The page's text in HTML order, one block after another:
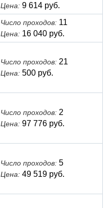
Цена: 9 614 руб.
Число проходов: 11
Цена: 16 040 руб.
Число проходов: 21
Цена: 500 руб.
Число проходов: 2
Цена: 97 776 руб.
Число проходов: 5
Цена: 49 519 руб.